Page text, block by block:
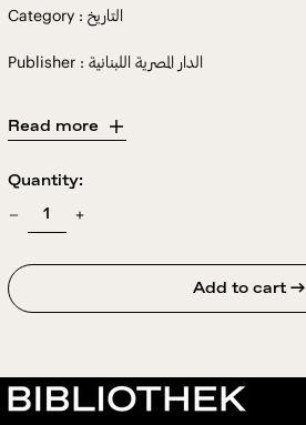
Category : التاريخ
Publisher : الدار المصرية اللبنانية
Read more
Quantity:
Add to cart →